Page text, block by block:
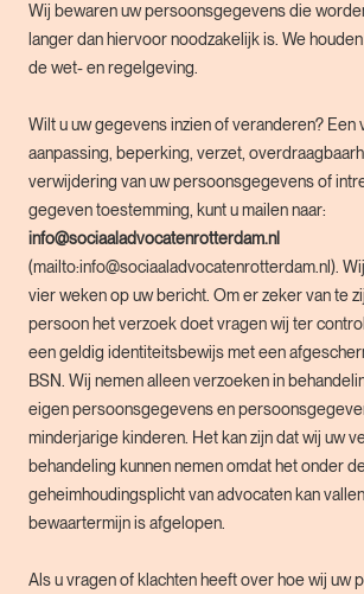
Wij bewaren uw persoonsgegevens die
langer dan hiervoor noodzakelijk is. We
de wet- en regelgeving.
Wilt u uw gegevens inzien of veranderen? Een
aanpassing, beperking, verzet,
verwijdering van uw persoonsgegevens of
gegeven toestemming, kunt u mailen naar:
info@sociaaladvocatenrotterdam.nl
(mailto:info@sociaaladvocatenrotterdam.nl).
vier weken op uw bericht. Om er zeker van te
persoon het verzoek doet vragen wij ter
een geldig identiteitsbewijs met een
BSN. Wij nemen alleen verzoeken in
eigen persoonsgegevens en
minderjarige kinderen. Het kan zijn dat wij uw
behandeling kunnen nemen omdat het onder
geheimhoudingsplicht van advocaten kan
bewaartermijn is afgelopen.
Als u vragen of klachten heeft over hoe wij uw